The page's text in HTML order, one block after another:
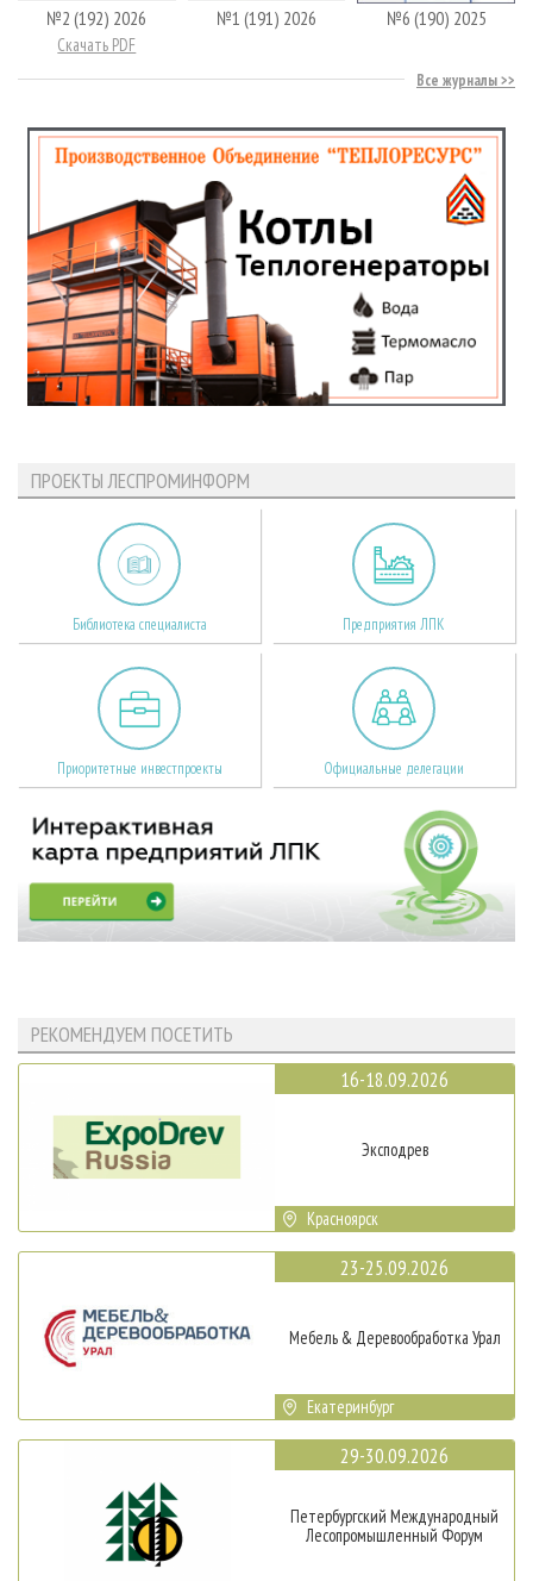
№2 (192) 2026
Скачать PDF
№1 (191) 2026 №6 (190) 2025
Все журналы
ПРОЕКТЫ ЛЕСПРОМИНФОРМ
Библиотека специалиста Предприятия ЛПК
Приоритетные инвестпроекты Официальные делегации
РЕКОМЕНДУЕМ ПОСЕТИТЬ
16-18.09.2026
Эксподрев
Красноярск
23-25.09.2026
Мебель & Деревообработка Урал
Екатеринбург
29-30.09.2026
Петербургский Международный
Лесопромышленный Форум